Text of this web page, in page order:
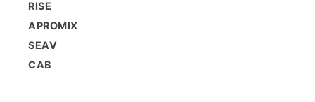
RISE
APROMIX
SEAV
CAB